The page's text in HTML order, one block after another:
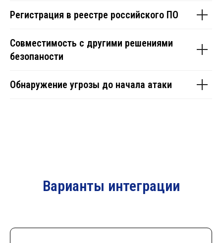
Регистрация в реестре российского ПО
Совместимость с другими решениями
безопаности
Обнаружение угрозы до начала атаки
Варианты интеграции